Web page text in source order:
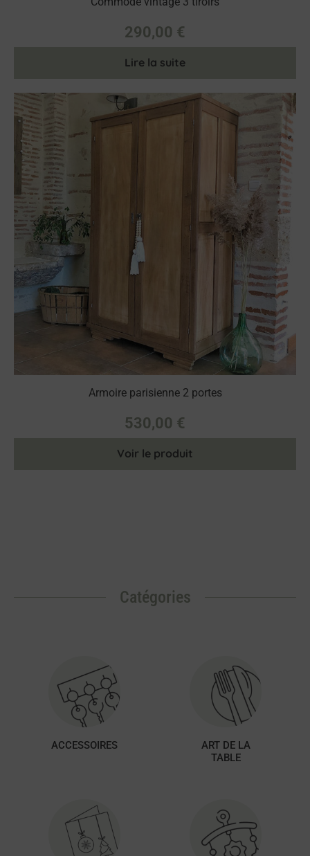
290,00 €
Lire la suite
Armoire parisienne 2 portes
530,00 €
Voir le produit
Catégories
ACCESSOIRES
ART DE LA
TABLE